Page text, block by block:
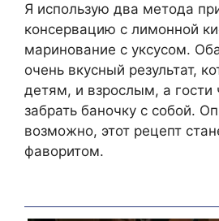
Я использую два метода
консервацию с лимонной
маринование с уксусом.
очень вкусный результат,
детям, и взрослым, а гости
забрать баночку с собой.
возможно, этот рецепт
фаворитом.